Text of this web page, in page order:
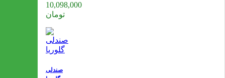
10,098,000
تومان
صندلی